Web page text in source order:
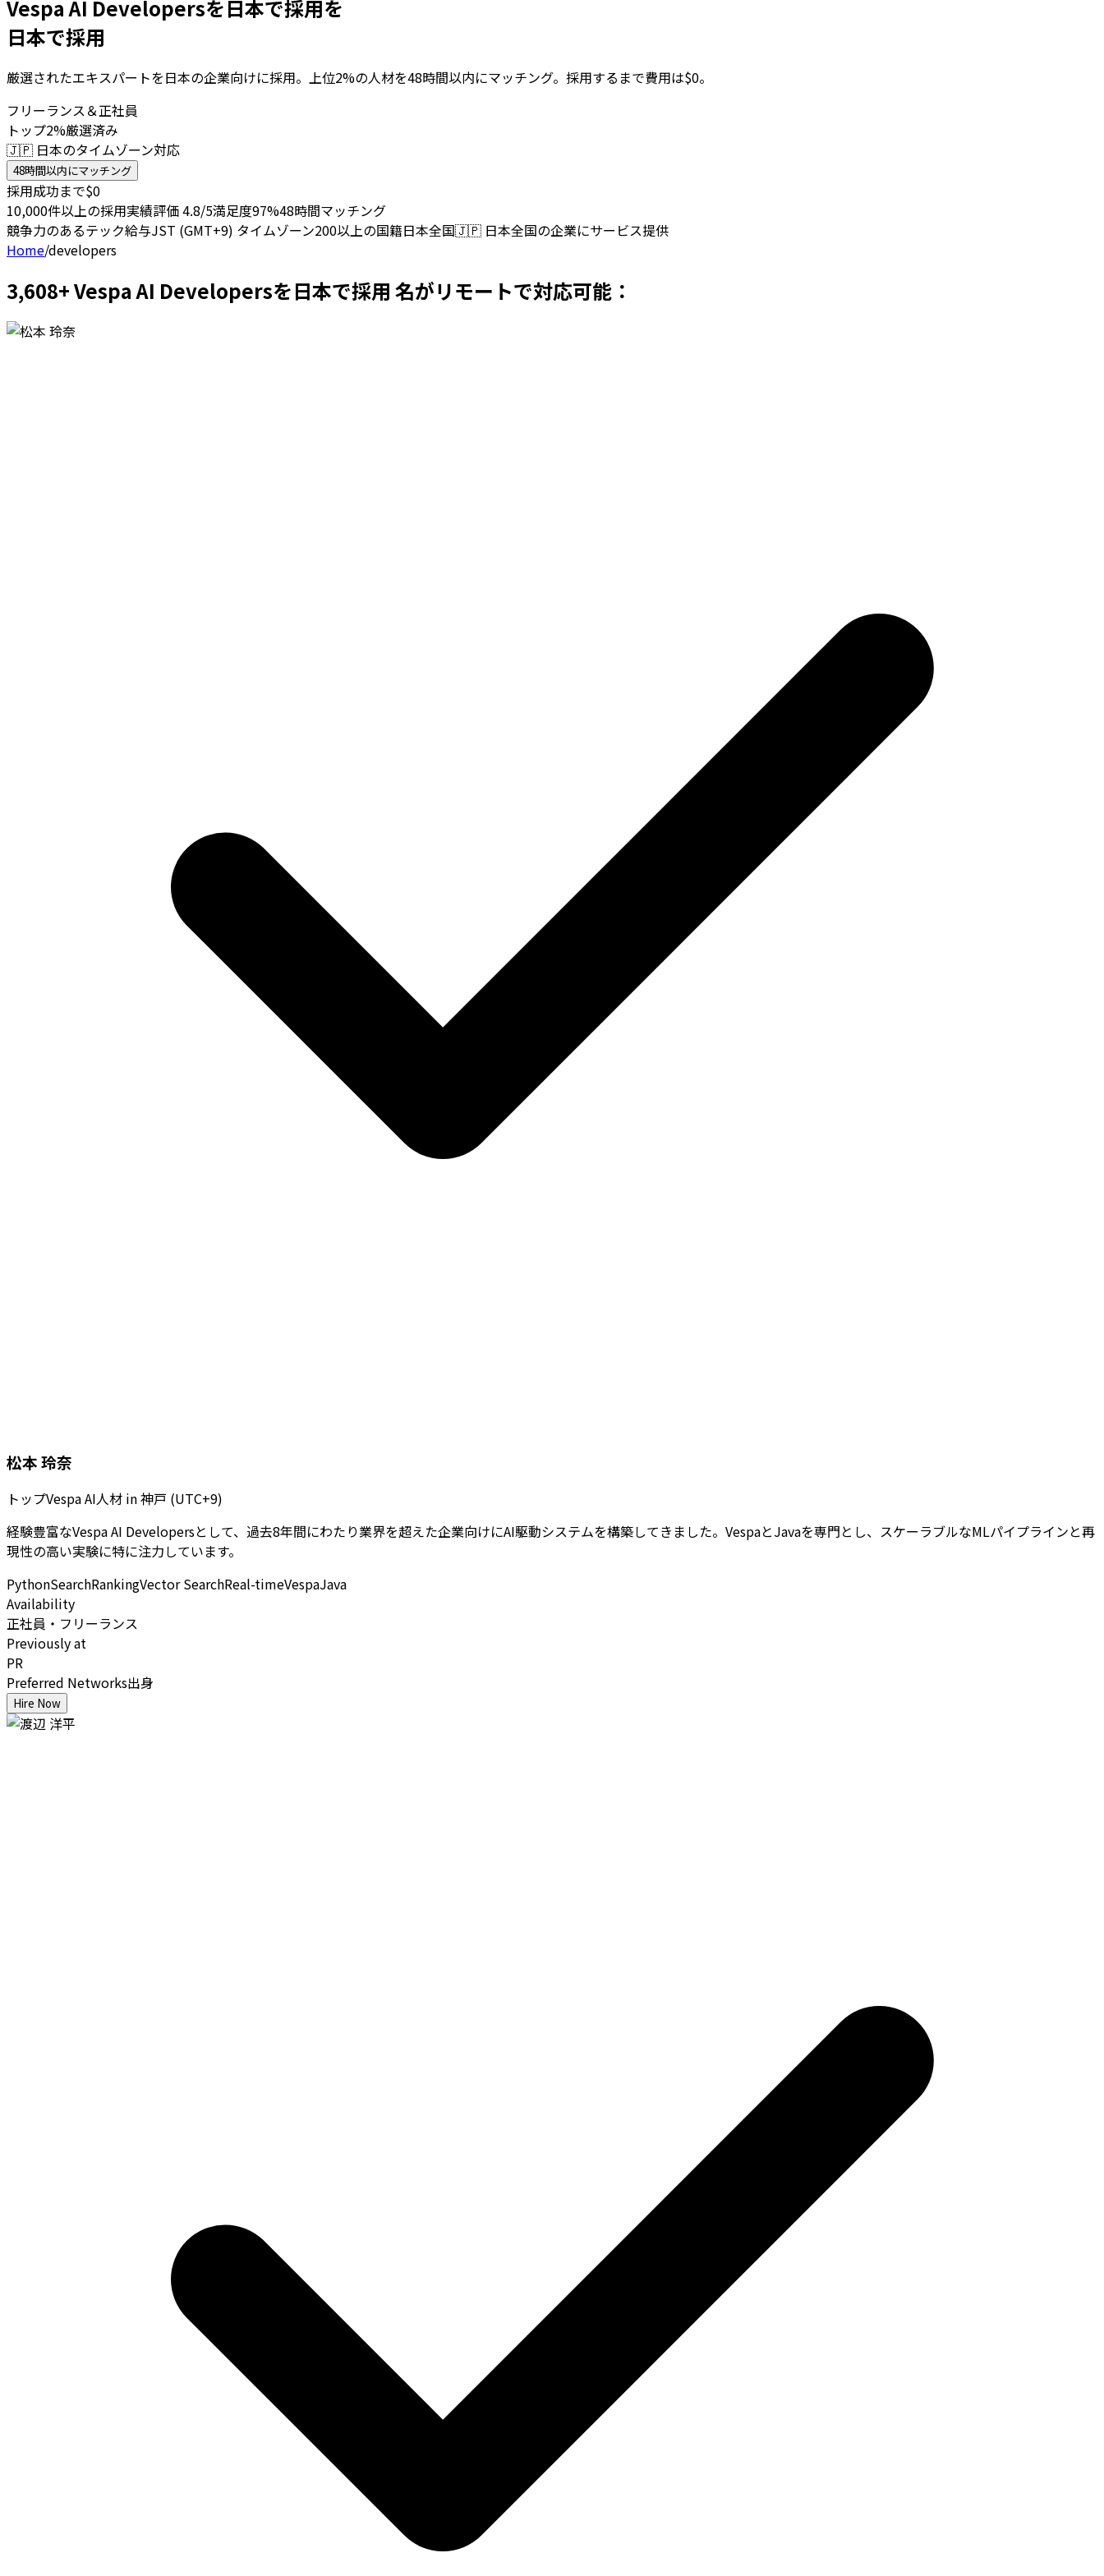
Vespa AI Developersを日本で採用を
日本で採用
厳選されたエキスパートを日本の企業向けに採用。上位2%の人材を48時間以内にマッチング。採用するまで費用は$0。
フリーランス＆正社員
トップ2%厳選済み
🇯🇵 日本のタイムゾーン対応
48時間以内にマッチング
採用成功まで$0
10,000件以上の採用実績評価 4.8/5満足度97%48時間マッチング
競争力のあるテック給与JST (GMT+9) タイムゾーン200以上の国籍日本全国🇯🇵 日本全国の企業にサービス提供
Home/developers
3,608+ Vespa AI Developersを日本で採用 名がリモートで対応可能：
松本 玲奈
トップVespa AI人材 in神戸 (UTC+9)
経験豊富なVespa AI Developersとして、過去8年間にわたり業界を超えた企業向けにAI駆動システムを構築してきました。VespaとJavaを専門とし、スケーラブルなMLパイプラインと再
現性の高い実験に特に注力しています。
PythonSearchRankingVector SearchReal-timeVespaJava
Availability
正社員・フリーランス
Previously at
PR
Preferred Networks出身
Hire Now